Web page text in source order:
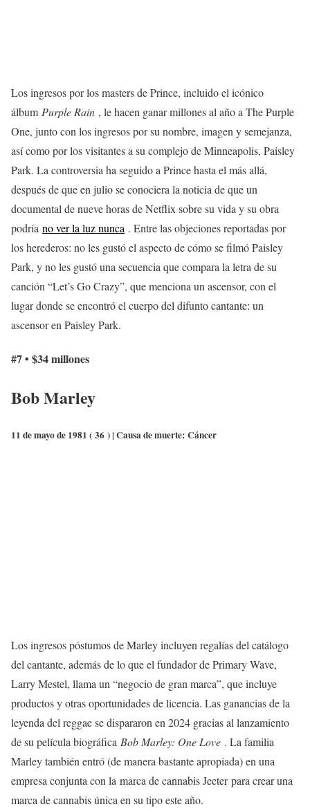
Los ingresos por los masters de Prince, incluido el icónico
álbum Purple Rain , le hacen ganar millones al año a The Purple
One, junto con los ingresos por su nombre, imagen y semejanza,
así como por los visitantes a su complejo de Minneapolis, Paisley
Park. La controversia ha seguido a Prince hasta el más allá,
después de que en julio se conociera la noticia de que un
documental de nueve horas de Netflix sobre su vida y su obra
podría no ver la luz nunca . Entre las objeciones reportadas por
los herederos: no les gustó el aspecto de cómo se filmó Paisley
Park, y no les gustó una secuencia que compara la letra de su
canción “Let’s Go Crazy”, que menciona un ascensor, con el
lugar donde se encontró el cuerpo del difunto cantante: un
ascensor en Paisley Park.
#7 • $34 millones
Bob Marley
11 de mayo de 1981 ( 36 ) | Causa de muerte: Cáncer
Los ingresos póstumos de Marley incluyen regalías del catálogo
del cantante, además de lo que el fundador de Primary Wave,
Larry Mestel, llama un “negocio de gran marca”, que incluye
productos y otras oportunidades de licencia. Las ganancias de la
leyenda del reggae se dispararon en 2024 gracias al lanzamiento
de su película biográfica Bob Marley: One Love . La familia
Marley también entró (de manera bastante apropiada) en una
empresa conjunta con la marca de cannabis Jeeter para crear una
marca de cannabis única en su tipo este año.